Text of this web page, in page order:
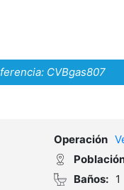
CVBgas807
Operación
Baños:
1